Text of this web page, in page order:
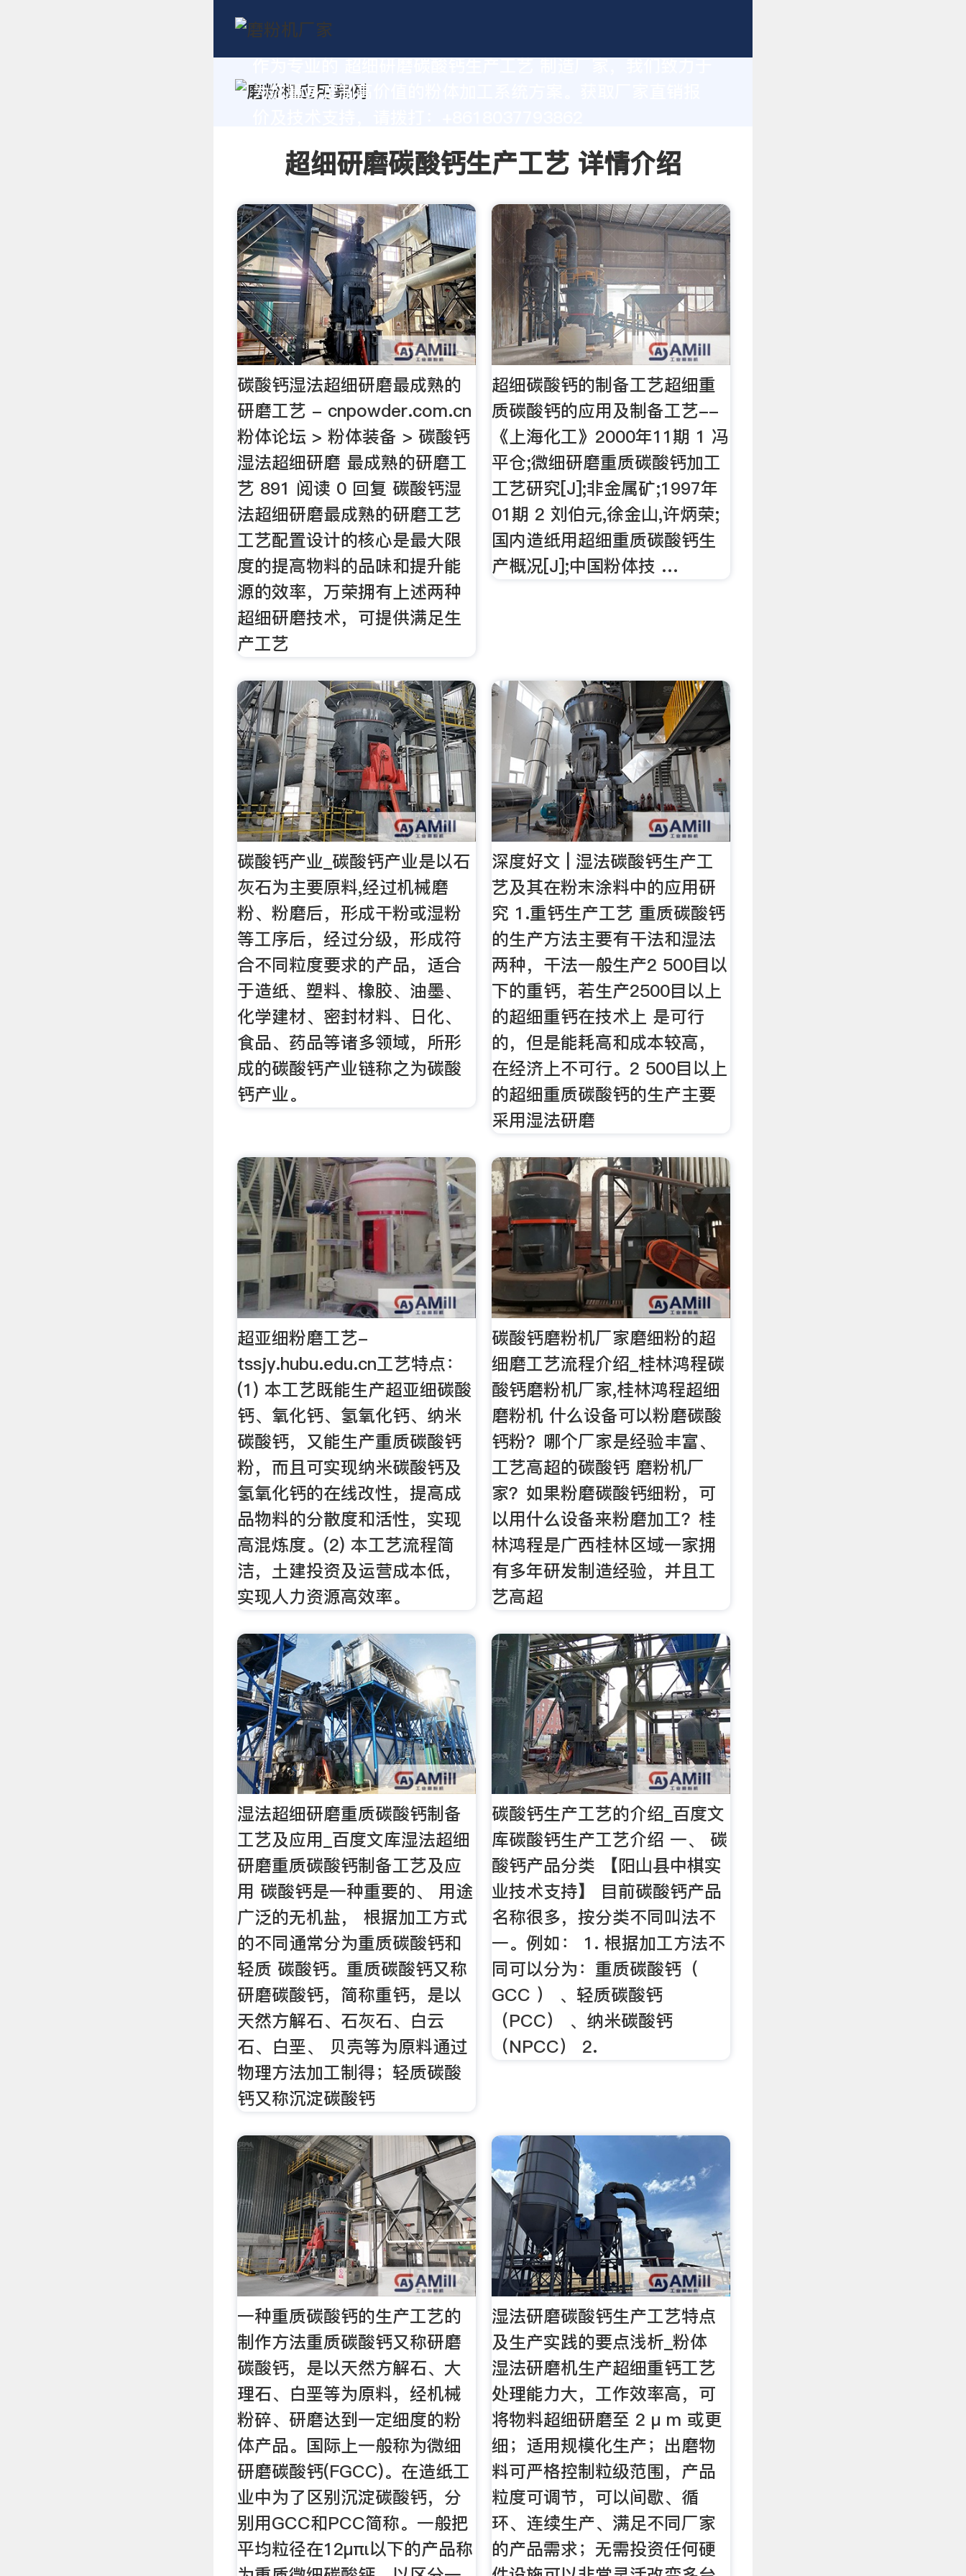
为您量身定制高价值的粉体加工系统方案。获取厂家直销报
超细研磨碳酸钙生产工艺 详情介绍
碳酸钙湿法超细研磨最成熟的
研磨工艺 - cnpowder.com.cn
粉体论坛 > 粉体装备 > 碳酸钙
湿法超细研磨 最成熟的研磨工
艺 891 阅读 0 回复 碳酸钙湿
法超细研磨最成熟的研磨工艺
工艺配置设计的核心是最大限
度的提高物料的品味和提升能
源的效率，万荣拥有上述两种
超细研磨技术，可提供满足生
产工艺
超细碳酸钙的制备工艺超细重
质碳酸钙的应用及制备工艺--
《上海化工》2000年11期 1 冯
平仓;微细研磨重质碳酸钙加工
工艺研究[J];非金属矿;1997年
01期 2 刘伯元,徐金山,许炳荣;
国内造纸用超细重质碳酸钙生
产概况[J];中国粉体技 …
碳酸钙产业_碳酸钙产业是以石
灰石为主要原料,经过机械磨
粉、粉磨后，形成干粉或湿粉
等工序后，经过分级，形成符
合不同粒度要求的产品，适合
于造纸、塑料、橡胶、油墨、
化学建材、密封材料、日化、
食品、药品等诸多领域，所形
成的碳酸钙产业链称之为碳酸
钙产业。
深度好文 | 湿法碳酸钙生产工
艺及其在粉末涂料中的应用研
究 1.重钙生产工艺 重质碳酸钙
的生产方法主要有干法和湿法
两种，干法一般生产2 500目以
下的重钙，若生产2500目以上
的超细重钙在技术上 是可行
的，但是能耗高和成本较高，
在经济上不可行。2 500目以上
的超细重质碳酸钙的生产主要
采用湿法研磨
超亚细粉磨工艺-
tssjy.hubu.edu.cn工艺特点：
(1) 本工艺既能生产超亚细碳酸
钙、氧化钙、氢氧化钙、纳米
碳酸钙，又能生产重质碳酸钙
粉，而且可实现纳米碳酸钙及
氢氧化钙的在线改性，提高成
品物料的分散度和活性，实现
高混炼度。(2) 本工艺流程简
洁，土建投资及运营成本低，
实现人力资源高效率。
碳酸钙磨粉机厂家磨细粉的超
细磨工艺流程介绍_桂林鸿程碳
酸钙磨粉机厂家,桂林鸿程超细
磨粉机 什么设备可以粉磨碳酸
钙粉？哪个厂家是经验丰富、
工艺高超的碳酸钙 磨粉机厂
家？如果粉磨碳酸钙细粉，可
以用什么设备来粉磨加工？桂
林鸿程是广西桂林区域一家拥
有多年研发制造经验，并且工
艺高超
湿法超细研磨重质碳酸钙制备
工艺及应用_百度文库湿法超细
研磨重质碳酸钙制备工艺及应
用 碳酸钙是一种重要的、 用途
广泛的无机盐， 根据加工方式
的不同通常分为重质碳酸钙和
轻质 碳酸钙。重质碳酸钙又称
研磨碳酸钙，简称重钙，是以
天然方解石、石灰石、白云
石、白垩、 贝壳等为原料通过
物理方法加工制得；轻质碳酸
钙又称沉淀碳酸钙
碳酸钙生产工艺的介绍_百度文
库碳酸钙生产工艺介绍 一、 碳
酸钙产品分类 【阳山县中棋实
业技术支持】 目前碳酸钙产品
名称很多，按分类不同叫法不
一。例如： 1. 根据加工方法不
同可以分为：重质碳酸钙（
GCC ） 、轻质碳酸钙
（PCC） 、纳米碳酸钙
（NPCC） 2.
一种重质碳酸钙的生产工艺的
制作方法重质碳酸钙又称研磨
碳酸钙，是以天然方解石、大
理石、白垩等为原料，经机械
粉碎、研磨达到一定细度的粉
体产品。国际上一般称为微细
研磨碳酸钙(FGCC)。在造纸工
业中为了区别沉淀碳酸钙，分
别用GCC和PCC简称。一般把
平均粒径在12μπι以下的产品称
湿法研磨碳酸钙生产工艺特点
及生产实践的要点浅析_粉体
湿法研磨机生产超细重钙工艺
处理能力大，工作效率高，可
将物料超细研磨至 2 μ m 或更
细；适用规模化生产；出磨物
料可严格控制粒级范围，产品
粒度可调节，可以间歇、循
环、连续生产、满足不同厂家
的产品需求；无需投资任何硬